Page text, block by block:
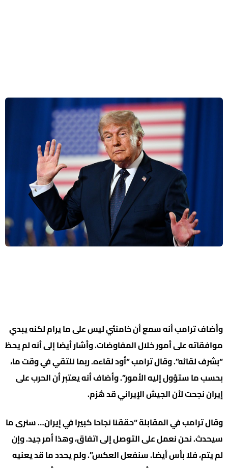
وأضاف ترامب أنه سمع أن خامنئي ليس على ما يرام لكنه يبدي
موافقاته على أمور خلال المفاوضات. وأشار أيضا إلى ​أنه لم يحظ
“بشرف لقائه”. وقال ترامب “أود لقاءه. ربما ​نلتقي في وقت ما،
بحسب ما ستؤول إليه الأمور”. وأضاف أنه يعتبر ‌أن ⁠الحرب على
إيران نجحت لأن الجيش الإيراني قد هُزم.
وقال ​ترامب في المقابلة “حققنا نجاحا كبيرا في إيران… ​سنرى ⁠ما
سيحدث. نحن نعمل على التوصل إلى اتفاق، وهذا أمر جيد. وإن
لم يتم، فلا بأس أيضا. ⁠سنفعل العكس”. ولم ​يحدد ما قد يعنيه